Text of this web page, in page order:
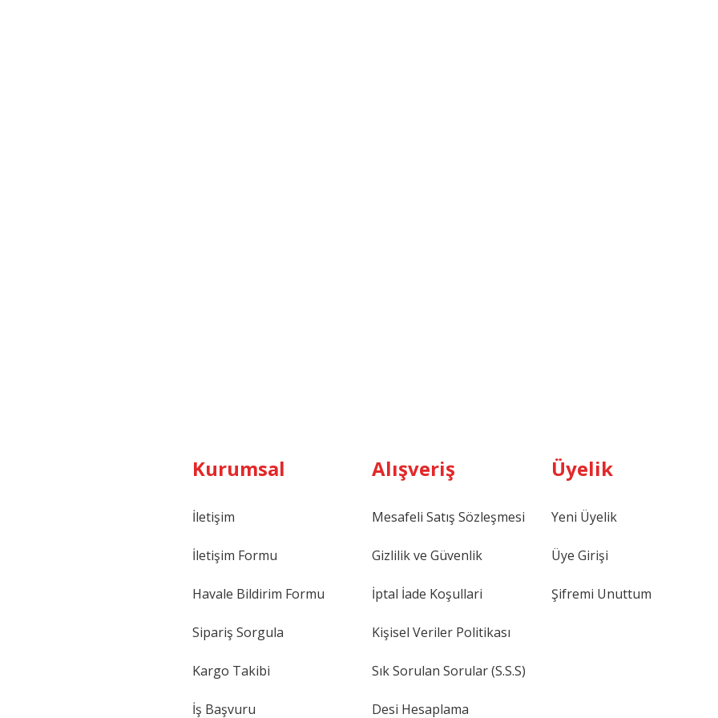
Kurumsal
İletişim
İletişim Formu
Havale Bildirim Formu
Sipariş Sorgula
Kargo Takibi
İş Başvuru
Alışveriş
Mesafeli Satış Sözleşmesi
Gizlilik ve Güvenlik
İptal İade Koşullari
Kişisel Veriler Politikası
Sık Sorulan Sorular (S.S.S)
Desi Hesaplama
Üyelik
Yeni Üyelik
Üye Girişi
Şifremi Unuttum